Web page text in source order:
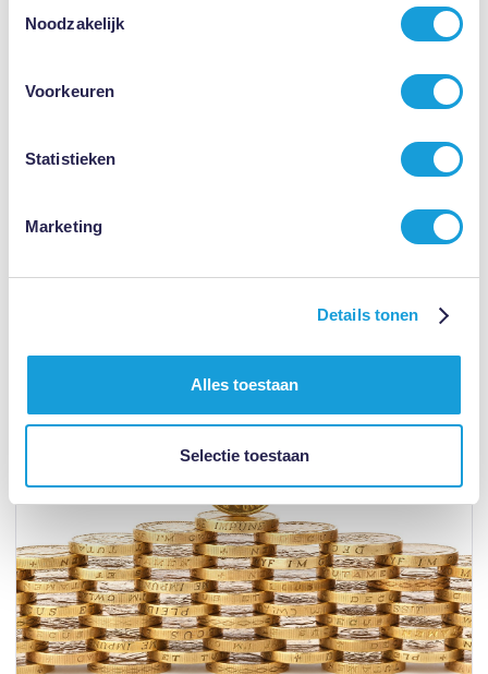
Noodzakelijk
Voorkeuren
Statistieken
Marketing
Details tonen
Alles toestaan
Selectie toestaan
Van non-actiefstelling naar ontslagvergoeding
vraagt de Kantonrechter de arbeidsovereenkomst te ontbinden
wegens verstoorde verhouding. Cliënte schakelt mij in als